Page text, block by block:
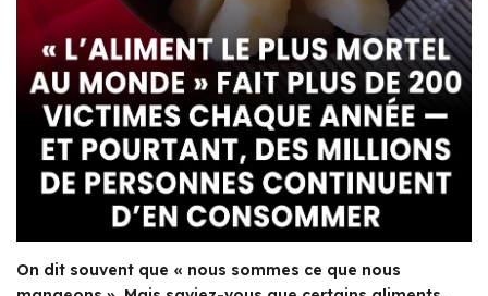
On dit souvent que « nous sommes ce que nous